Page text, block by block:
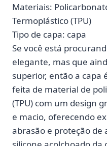
Materiais:
Termoplástico (TPU)
Tipo de capa: capa
Se você está
elegante, mas que
superior, então a capa
feita de material de
(TPU) com um design
e macio, oferecendo
abrasão e proteção de